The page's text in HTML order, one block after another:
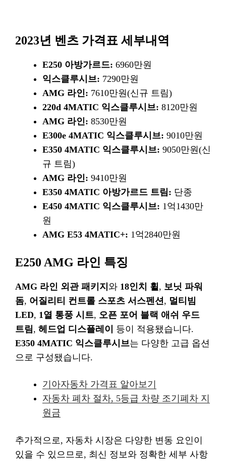
2023년 벤츠 가격표 세부내역
E250 아방가르드: 6960만원
익스클루시브: 7290만원
AMG 라인: 7610만원(신규 트림)
220d 4MATIC 익스클루시브: 8120만원
AMG 라인: 8530만원
E300e 4MATIC 익스클루시브: 9010만원
E350 4MATIC 익스클루시브: 9050만원(신
규 트림)
AMG 라인: 9410만원
E350 4MATIC 아방가르드 트림: 단종
E450 4MATIC 익스클루시브: 1억1430만
원
AMG E53 4MATIC+: 1억2840만원
E250 AMG 라인 특징
AMG 라인 외관 패키지 와 18인치 휠, 보닛 파워
돔, 어질리티 컨트롤 스포츠 서스펜션 , 멀티빔
LED, 1열 통풍 시트, 오픈 포어 블랙 애쉬 우드
트림, 헤드업 디스플레이
등이 적용됐습니다.
E350 4MATIC 익스클루시브는 다양한 고급 옵션
으로 구성됐습니다.
기아자동차 가격표 알아보기
자동차 폐차 절차, 5등급 차량 조기폐차 지
원금
추가적으로, 자동차 시장은 다양한 변동 요인이
있을 수 있으므로, 최신 정보와 정확한 세부 사항